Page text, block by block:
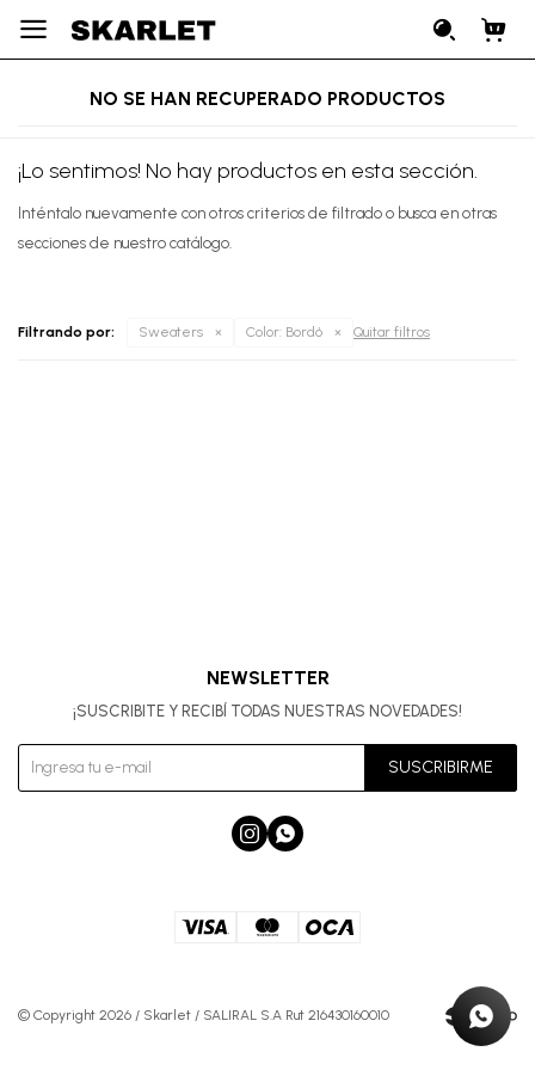

NO SE HAN RECUPERADO PRODUCTOS
¡Lo sentimos! No hay productos en esta sección.
Inténtalo nuevamente con otros criterios de filtrado o busca en otras
secciones de nuestro catálogo.
Filtrando por: Sweaters Color: Bordó Quitar filtros
NEWSLETTER
¡SUSCRIBITE Y RECIBÍ TODAS NUESTRAS NOVEDADES!
SUSCRIBIRME
 
© Copyright 2026 / Skarlet / SALIRAL S.A Rut 216430160010